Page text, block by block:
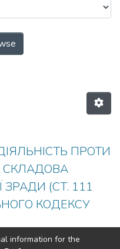
ТЕОРІЯ
ПРОТИ
СКЛАДОВА
(СТ. 111
КОДЕКСУ
Богдан
information for the